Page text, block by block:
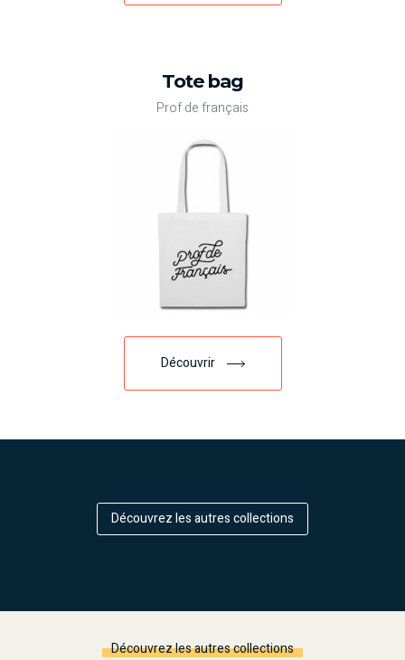
Tote bag
Prof de français
Découvrir
Découvrez les autres collections
Découvrez les autres collections